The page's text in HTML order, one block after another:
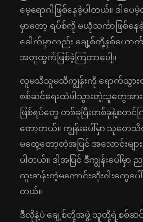
မေ့ရောဂါဖြစ်နေခဲ့ပါတယ်။ ဒါ
မှာတော့ ရပ်စ်ကို မယုံသင်္ကာဖြစ်န
ခေါက်မှာလည်း ချေ့စ်တို့နှစ်ယော
အတူထွက်ဖြစ်ခဲ့ကြတာပေါ့။
လူမသိသူမသိကျွန်းကို ရောက်သွား
စစ်ဆင်ရေးထဲပါသွားတဲ့သူတွေအာ
ဖြစ်ရပ်တွေ တစ်ခုပြီးတစ်ခုနဲ့စတင်
တော့တယ်။ ကျွန်းပေါ်မှာ သုတေ
မတွေ့တော့တဲ့အပြင် အလောင်းမျာ
ပါတယ်။ ဒါ့အပြင် ဒီကျွန်းပေါ်မှ
ထူးဆန်းတဲ့မကောင်းဆိုးဝါးတွေပ
တယ်။
ဒီလိုနဲ့ပဲ ချေ့စ်တို့အဖွဲ့ သူတို့ရဲ့စစ်ဆ